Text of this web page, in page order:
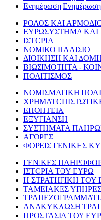
Ενημέρωση Ενημέρωση
ΡΟΛΟΣ ΚΑΙ
ΕΥΡΩΣΥΣΤΗΜΑ ΚΑΙ
ΙΣΤΟΡΙΑ
ΝΟΜΙΚΟ ΠΛΑΙΣΙΟ
ΔΙΟΙΚΗΣΗ ΚΑΙ ΔΟΜΗ
ΒΙΩΣΙΜΟΤΗΤΑ -
ΠΟΛΙΤΙΣΜΟΣ
ΝΟΜΙΣΜΑΤΙΚΗ
ΕΠΟΠΤΕΙΑ
ΕΞΥΓΙΑΝΣΗ
ΣΥΣΤΗΜΑΤΑ
ΑΓΟΡΕΣ
ΦΟΡΕΙΣ ΓΕΝΙΚΗΣ
ΓΕΝΙΚΕΣ
ΙΣΤΟΡΙΑ ΤΟΥ ΕΥΡΩ
Η ΣΤΡΑΤΗΓΙΚΗ ΤΟΥ
ΤΑΜΕΙΑΚΕΣ
ΑΝΑΚΥΚΛΩΣΗ
ΠΡΟΣΤΑΣΙΑ ΤΟΥ